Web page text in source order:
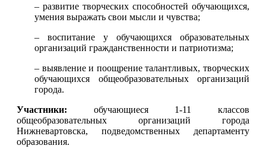
– развитие творческих способностей обучающихся,
умения выражать свои мысли и чувства;
– воспитание у обучающихся образовательных
организаций гражданственности и патриотизма;
– выявление и поощрение талантливых, творческих
обучающихся общеобразовательных организаций
города.
Участники: обучающиеся 1-11 классов
общеобразовательных организаций города
Нижневартовска, подведомственных департаменту
образования.